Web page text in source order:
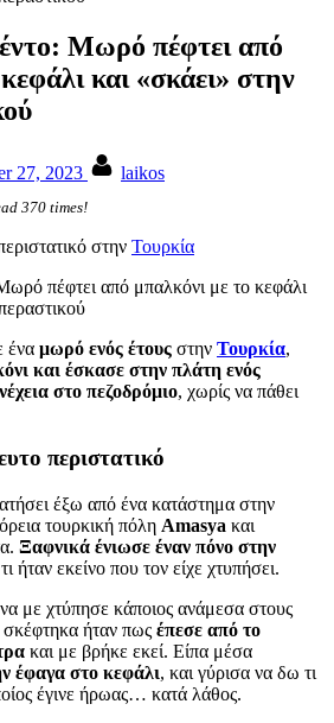
Μωρό πέφτει από
και «σκάει» στην
27, 2023 laikos
370 times!
στην Τουρκία
ένα μωρό ενός έτους στην Τουρκία,
και έσκασε στην πλάτη ενός
στο πεζοδρόμιο, χωρίς να πάθει
περιστατικό
έξω από ένα κατάστημα στην
τουρκική πόλη Amasya και
Ξαφνικά ένιωσε έναν πόνο στην
ήταν εκείνο που τον είχε χτυπήσει.
με χτύπησε κάποιος ανάμεσα στους
ήταν πως έπεσε από το
και με βρήκε εκεί. Είπα μέσα
έφαγα στο κεφάλι, και γύρισα να δω τι
έγινε ήρωας… κατά λάθος.